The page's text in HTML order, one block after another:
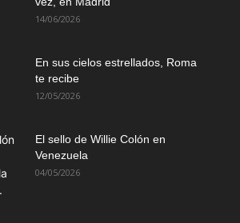
14/06/2026
En sus cielos estrellados, Roma
te recibe
12/05/2026
El sello de Willie Colón en
Venezuela
04/05/2026